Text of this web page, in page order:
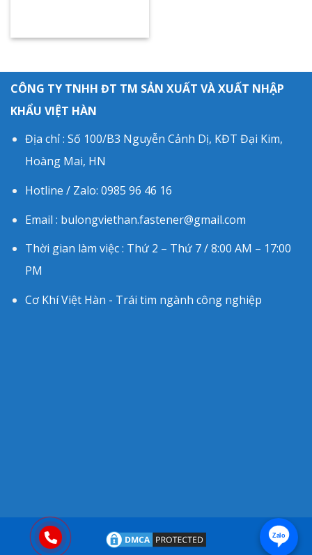
CÔNG TY TNHH ĐT TM SẢN XUẤT VÀ XUẤT NHẬP
KHẨU VIỆT HÀN
Địa chỉ : Số 100/B3 Nguyễn Cảnh Dị, KĐT Đại Kim,
Hoàng Mai, HN
Hotline / Zalo: 0985 96 46 16
Email : bulongviethan.fastener@gmail.com
Thời gian làm việc : Thứ 2 – Thứ 7 / 8:00 AM – 17:00
PM
Cơ Khí Việt Hàn - Trái tim ngành công nghiệp
Zalo